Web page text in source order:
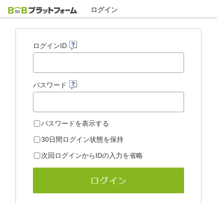
ログイン
ログインID
パスワード
パスワードを表示する
30日間ログイン状態を保持
次回ログインからIDの入力を省略